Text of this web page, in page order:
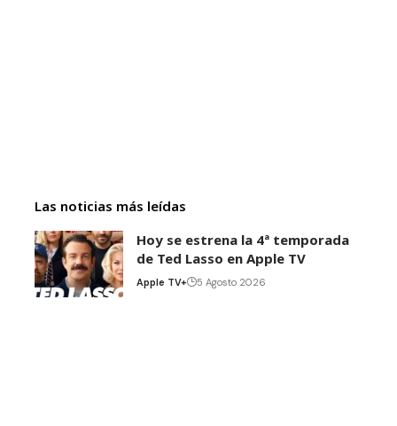
Las noticias más leídas
Hoy se estrena la 4ª temporada
de Ted Lasso en Apple TV
Apple TV+ 5 Agosto 2026